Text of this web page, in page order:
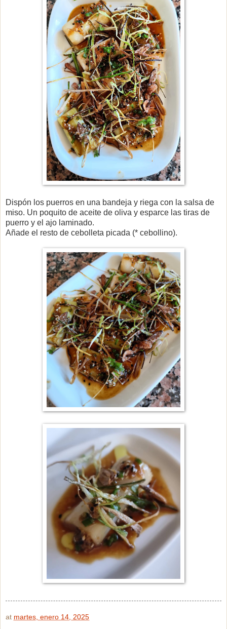
Dispón los puerros en una bandeja y riega con la salsa de
miso. Un poquito de aceite de oliva y esparce las tiras de
puerro y el ajo laminado.
Añade el resto de cebolleta picada (* cebollino).
at martes, enero 14, 2025